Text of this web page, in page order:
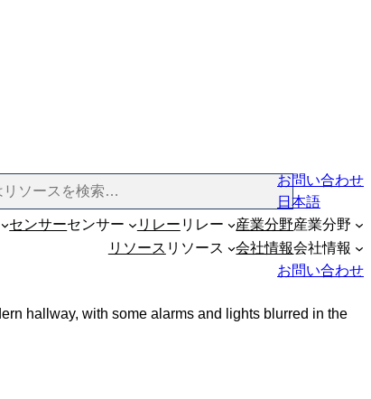
お問い合わせ
日本語
センサーセンサー リレー リレー 産業分野産業分野
リソース リソース 会社情報会社情報
お問い合わせ